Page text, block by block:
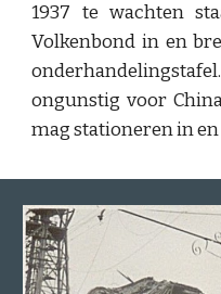
1937 te wachten
Volkenbond in en
ongunstig voor
mag stationeren in